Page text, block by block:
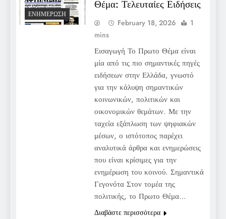
ΕΝΗΜΈΡΩΣΗ
Θέμα: Τελευταίες Ειδήσεις
February 18, 2026
1
mins
Εισαγωγή Το Πρωτο Θέμα είναι
μία από τις πιο σημαντικές πηγές
ειδήσεων στην Ελλάδα, γνωστό
για την κάλυψη σημαντικών
κοινωνικών, πολιτικών και
οικονομικών θεμάτων. Με την
ταχεία εξάπλωση των ψηφιακών
μέσων, ο ιστότοπος παρέχει
αναλυτικά άρθρα και ενημερώσεις
που είναι κρίσιμες για την
ενημέρωση του κοινού. Σημαντικά
Γεγονότα Στον τομέα της
πολιτικής, το Πρωτο Θέμα…
Διαβάστε περισσότερα